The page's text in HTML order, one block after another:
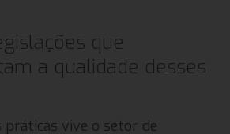
que
a qualidade desses
práticas vive o setor de